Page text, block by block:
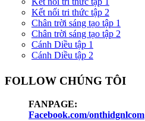
Kết nối tri thức tập 2
Chân trời sáng tạo tập 1
Chân trời sáng tạo tập 2
Cánh Diều tập 1
Cánh Diều tập 2
FOLLOW CHÚNG TÔI
FANPAGE:
Facebook.com/onthidgnlcom